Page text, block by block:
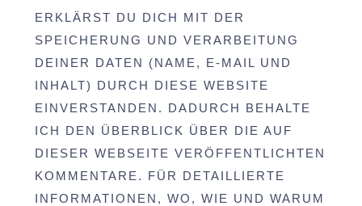
ERKLÄRST DU DICH MIT DER
SPEICHERUNG UND VERARBEITUNG
DEINER DATEN (NAME, E-MAIL UND
INHALT) DURCH DIESE WEBSITE
EINVERSTANDEN. DADURCH BEHALTE
ICH DEN ÜBERBLICK ÜBER DIE AUF
DIESER WEBSEITE VERÖFFENTLICHTEN
KOMMENTARE. FÜR DETAILLIERTE
INFORMATIONEN, WO, WIE UND WARUM